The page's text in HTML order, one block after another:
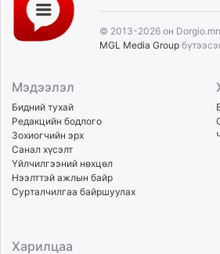
© 2013-2026 он
MGL Media Group
Мэдээлэл
Бидний тухай
Редакцийн бодлого
Зохиогчийн эрх
Санал хүсэлт
Үйлчилгээний нөхцөл
Нээлттэй ажлын байр
Сурталчилгаа байршуулах
Харилцаа